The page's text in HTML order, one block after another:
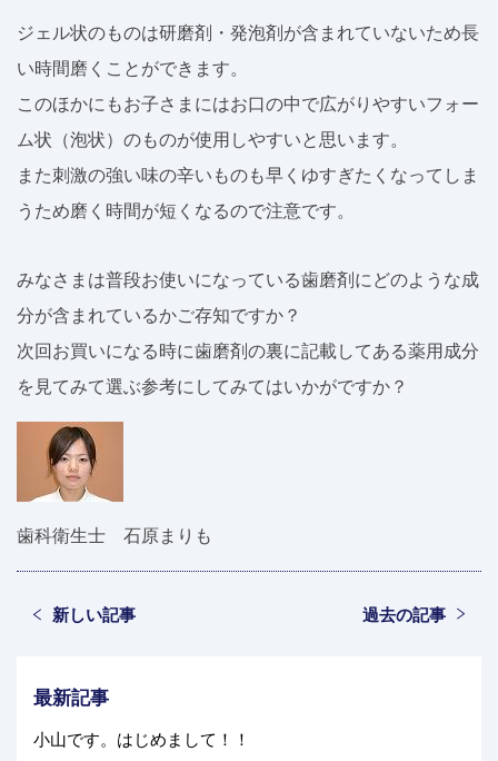
ジェル状のものは研磨剤・発泡剤が含まれていないため長
い時間磨くことができます。
このほかにもお子さまにはお口の中で広がりやすいフォー
ム状（泡状）のものが使用しやすいと思います。
また刺激の強い味の辛いものも早くゆすぎたくなってしま
うため磨く時間が短くなるので注意です。
みなさまは普段お使いになっている歯磨剤にどのような成
分が含まれているかご存知ですか？
次回お買いになる時に歯磨剤の裏に記載してある薬用成分
を見てみて選ぶ参考にしてみてはいかがですか？
歯科衛生士 石原まりも
新しい記事 過去の記事
最新記事
小山です。はじめまして！！